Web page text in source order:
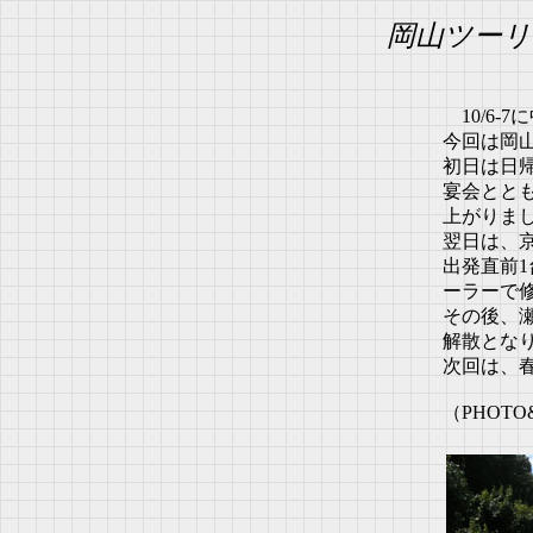
岡山ツー
10/6-7に
今回は岡
初日は日
宴会とと
上がりま
翌日は、
出発直前
ーラーで
その後、
解散とな
次回は、
（